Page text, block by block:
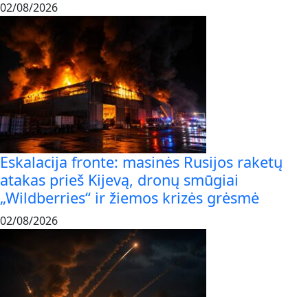
02/08/2026
Eskalacija fronte: masinės Rusijos raketų
atakas prieš Kijevą, dronų smūgiai
„Wildberries“ ir žiemos krizės grėsmė
02/08/2026